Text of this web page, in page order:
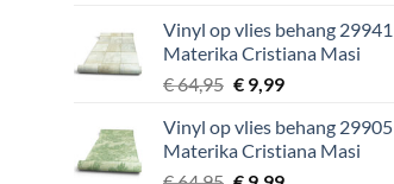
was:
€ 64,95.
is:
€ 9,99.
Vinyl op vlies behang 29941
Materika Cristiana Masi
€64,95 Oorspronkelijke
was:
€ 64,95.
€9,99Huidige
is:
€ 9,99.
Vinyl op vlies behang 29905
Materika Cristiana Masi